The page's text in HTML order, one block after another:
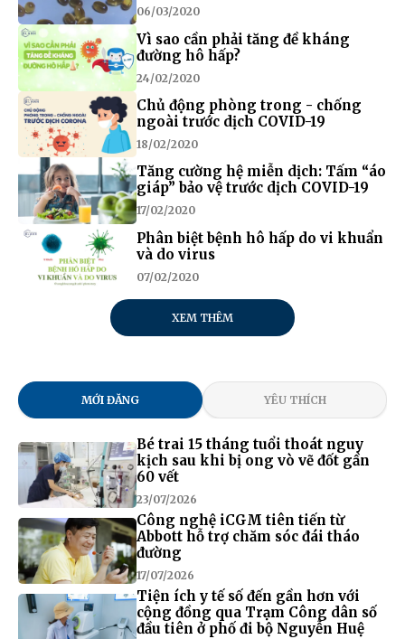
06/03/2020
Vì sao cần phải tăng đề kháng
đường hô hấp?
24/02/2020
Chủ động phòng trong - chống
ngoài trước dịch COVID-19
18/02/2020
Tăng cường hệ miễn dịch: Tấm “áo
giáp” bảo vệ trước dịch COVID-19
17/02/2020
Phân biệt bệnh hô hấp do vi khuẩn
và do virus
07/02/2020
XEM THÊM
MỚI ĐĂNG YÊU THÍCH
Bé trai 15 tháng tuổi thoát nguy
kịch sau khi bị ong vò vẽ đốt gần
60 vết
23/07/2026
Công nghệ iCGM tiên tiến từ
Abbott hỗ trợ chăm sóc đái tháo
đường
17/07/2026
Tiện ích y tế số đến gần hơn với
cộng đồng qua Trạm Công dân số
đầu tiên ở phố đi bộ Nguyễn Huệ